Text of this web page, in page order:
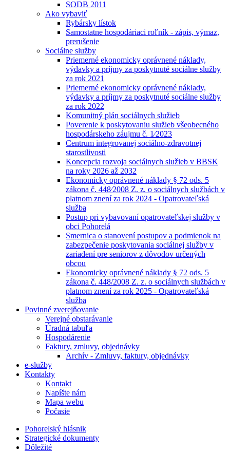
SODB 2011
Ako vybaviť
Rybársky lístok
Samostatne hospodáriaci roľník - zápis, výmaz,
prerušenie
Sociálne služby
Priemerné ekonomicky oprávnené náklady,
výdavky a príjmy za poskytnuté sociálne služby
za rok 2021
Priemerné ekonomicky oprávnené náklady,
výdavky a príjmy za poskytnuté sociálne služby
za rok 2022
Komunitný plán sociálnych služieb
Poverenie k poskytovaniu služieb všeobecného
hospodárskeho záujmu č. 1⁄2023
Centrum integrovanej sociálno-zdravotnej
starostlivosti
Koncepcia rozvoja sociálnych služieb v BBSK
na roky 2026 až 2032
Ekonomicky oprávnené náklady § 72 ods. 5
zákona č. 448⁄2008 Z. z. o sociálnych službách v
platnom znení za rok 2024 - Opatrovateľská
služba
Postup pri vybavovaní opatrovateľskej služby v
obci Pohorelá
Smernica o stanovení postupov a podmienok na
zabezpečenie poskytovania sociálnej služby v
zariadení pre seniorov z dôvodov určených
obcou
Ekonomicky oprávnené náklady § 72 ods. 5
zákona č. 448/2008 Z. z. o sociálnych službách v
platnom znení za rok 2025 - Opatrovateľská
služba
Povinné zverejňovanie
Verejné obstarávanie
Úradná tabuľa
Hospodárenie
Faktury, zmluvy, objednávky
Archív - Zmluvy, faktury, objednávky
e-služby
Kontakty
Kontakt
Napíšte nám
Mapa webu
Počasie
Pohorelský hlásnik
Strategické dokumenty
Dôležité